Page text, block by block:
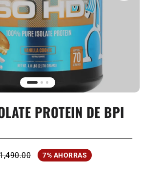
PROTEIN DE BPI
7% AHORRAS